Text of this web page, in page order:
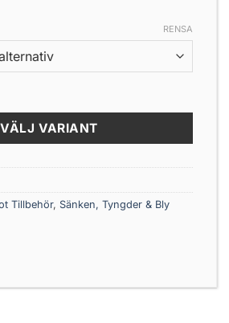
RENSA
Bly mängd
VÄLJ VARIANT
Tillbehör, Sänken, Tyngder & Bly